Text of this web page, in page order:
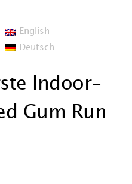
English
Deutsch
Indoor-
Gum Run